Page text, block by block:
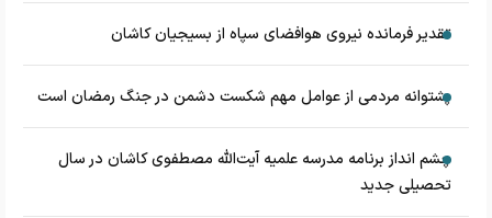
تقدیر فرمانده نیروی هوافضای سپاه از بسیجیان کاشان
پشتوانه مردمی از عوامل مهم شکست دشمن در جنگ رمضان است
چشم‌ انداز برنامه مدرسه علمیه آیت‌الله مصطفوی کاشان در سال
تحصیلی جدید